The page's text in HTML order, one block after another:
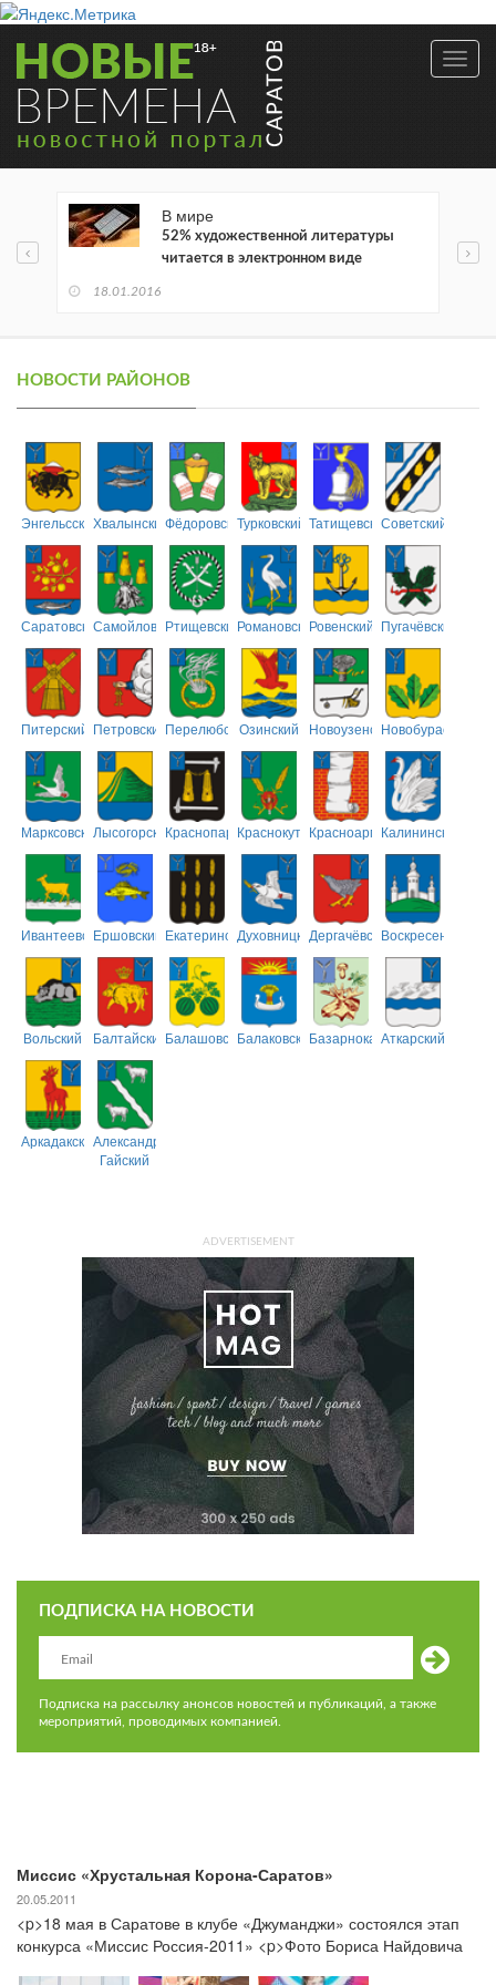
В мире
52% художественной литературы
читается в электронном виде
18.01.2016
НОВОСТИ РАЙОНОВ
ЭнгельсскийХвалынскийФёдоровскийТурковский ТатищевскийСоветский
СаратовскийСамойловскийРтищевскийРомановскийРовенский Пугачёвский
Питерский ПетровскийПерелюбскийОзинский НовоузенскийНовобурасский
МарксовскийЛысогорскийКраснопартизанский
КраснокутскийКрасноармейский
Калининский
ИвантеевскийЕршовский ЕкатериновскийДуховницкийДергачёвскийВоскресенский
Вольский БалтайскийБалашовскийБалаковскийБазарнокарабулакский
Аткарский
АркадакскийАлександрово-
Гайский
ADVERTISEMENT
ПОДПИСКА НА НОВОСТИ
Подписка на рассылку анонсов новостей и публикаций, а также
мероприятий, проводимых компанией.
Миссис «Хрустальная Корона-Саратов»
20.05.2011
<p>18 мая в Саратове в клубе «Джуманджи» состоялся этап
конкурса «Миссис Россия-2011» <p>Фото Бориса Найдовича